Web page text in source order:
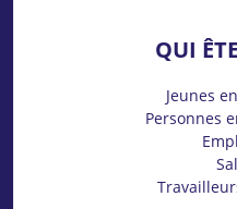
QUI
Jeunes
Personnes